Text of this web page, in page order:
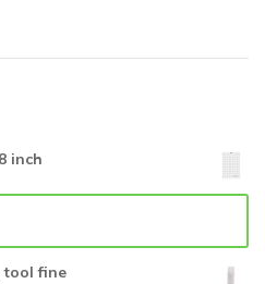
inch
tool fine